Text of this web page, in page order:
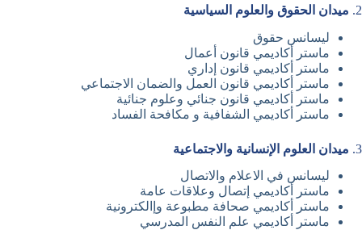
2. ميدان الحقوق والعلوم السياسية
ليسانس حقوق
ماستر أكاديمي قانون أعمال
ماستر أكاديمي قانون إداري
ماستر أكاديمي قانون العمل والضمان الاجتماعي
ماستر أكاديمي قانون جنائي وعلوم جنائية
ماستر أكاديمي الشفافية و مكافحة الفساد
3. ميدان العلوم الإنسانية والاجتماعية
ليسانس في الاعلام والاتصال
ماستر أكاديمي إتصال وعلاقات عامة
ماستر أكاديمي صحافة مطبوعة وإالكترونية
ماستر أكاديمي علم النفس المدرسي